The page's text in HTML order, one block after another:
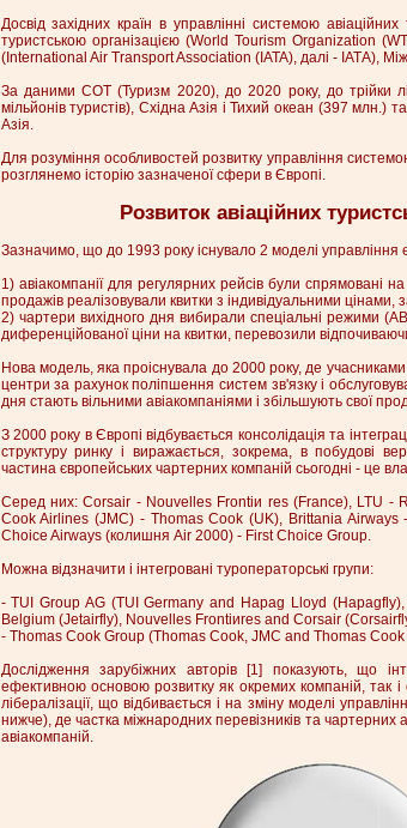
Досвід західних країн в управлінні системою
туристською організацією (World Tourism Organization
(International Air Transport Association (IATA), далі - ІАТА),
За даними СОТ (Туризм 2020), до 2020 року, до трійки
мільйонів туристів), Східна Азія і Тихий океан (397
Азія.
Для розуміння особливостей розвитку управління
розглянемо історію зазначеної сфери в Європі.
Розвиток авіаційних
Зазначимо, що до 1993 року існувало 2 моделі управління
1) авіакомпанії для регулярних рейсів були спрямовані
продажів реалізовували квитки з індивідуальними
2) чартери вихідного дня вибирали спеціальні режими
диференційованої ціни на квитки, перевозили
Нова модель, яка проіснувала до 2000 року, де
центри за рахунок поліпшення систем зв'язку і
дня стають вільними авіакомпаніями і збільшують свої
З 2000 року в Європі відбувається консолідація та
структуру ринку і виражається, зокрема, в побудові
частина європейських чартерних компаній сьогодні - це
Серед них: Corsair - Nouvelles Frontiи res (France), LTU -
Cook Airlines (JMC) - Thomas Cook (UK), Brittania
Choice Airways (колишня Air 2000) - First Choice Group.
Можна відзначити і інтегровані туроператорські групи:
- TUI Group AG (TUI Germany and Hapag Lloyd
Belgium (Jetairfly), Nouvelles Frontiиres and Corsair
- Thomas Cook Group (Thomas Cook, JMC and Thomas
Дослідження зарубіжних авторів [1] показують, що
ефективною основою розвитку як окремих компаній, так
лібералізації, що відбивається і на зміну моделі
нижче), де частка міжнародних перевізників та
авіакомпаній.